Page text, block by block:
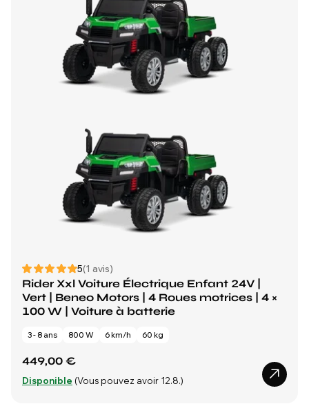
5(1 avis)
Rider Xxl Voiture Électrique Enfant 24V |
Vert | Beneo Motors | 4 Roues motrices | 4 ×
100 W | Voiture à batterie
3 - 8 ans 800 W 6 km/h 60 kg
449,00 €
Disponible (Vous pouvez avoir 12.8.)